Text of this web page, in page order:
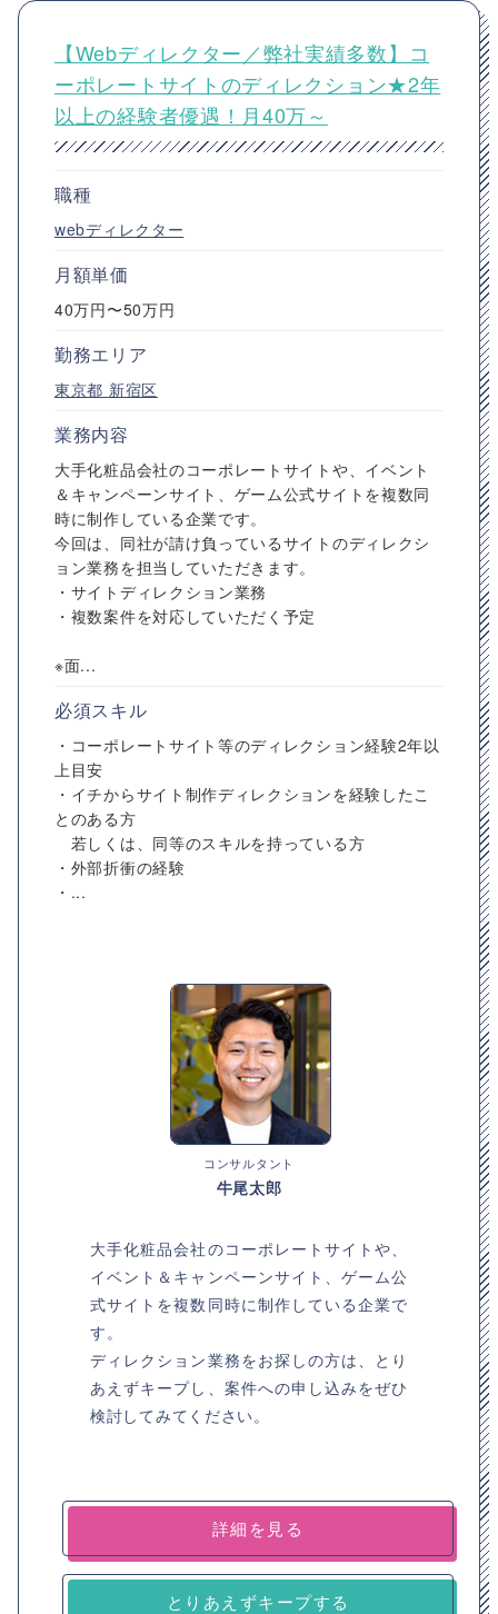
【Webディレクター／弊社実績多数】コ
ーポレートサイトのディレクション★2年
以上の経験者優遇！月40万～
職種
webディレクター
月額単価
40万円〜50万円
勤務エリア
東京都 新宿区
業務内容
大手化粧品会社のコーポレートサイトや、イベント
＆キャンペーンサイト、ゲーム公式サイトを複数同
時に制作している企業です。
今回は、同社が請け負っているサイトのディレクシ
ョン業務を担当していただきます。
・サイトディレクション業務
・複数案件を対応していただく予定
※面...
必須スキル
・コーポレートサイト等のディレクション経験2年以
上目安
・イチからサイト制作ディレクションを経験したこ
とのある方
若しくは、同等のスキルを持っている方
・外部折衝の経験
・...
コンサルタント
牛尾太郎
大手化粧品会社のコーポレートサイトや、
イベント＆キャンペーンサイト、ゲーム公
式サイトを複数同時に制作している企業で
す。
ディレクション業務をお探しの方は、とり
あえずキープし、案件への申し込みをぜひ
検討してみてください。
詳細を見る
とりあえずキープする